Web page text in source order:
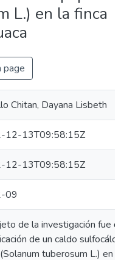
L.) en la finca
page
Chitan, Dayana Lisbeth
12-13T09:58:15Z
12-13T09:58:15Z
09
de la investigación fue
de un caldo
tuberosum L.) en